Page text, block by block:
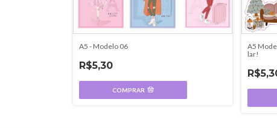
A5 - Modelo 06
R$5,30
COMPRAR
A5
lar!